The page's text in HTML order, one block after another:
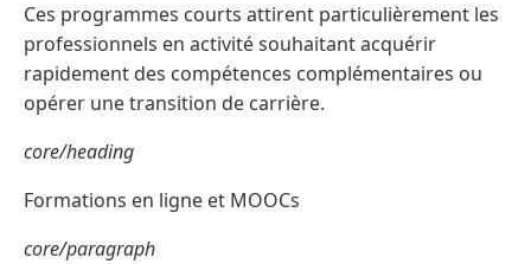
Ces programmes courts attirent particulièrement les
professionnels en activité souhaitant acquérir
rapidement des compétences complémentaires ou
opérer une transition de carrière.
core/heading
Formations en ligne et MOOCs
core/paragraph